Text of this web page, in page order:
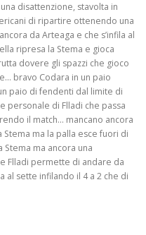
disattenzione, stavolta in
di ripartire ottenendo una
da Arteaga e che s’infila al
ripresa la Stema e gioca
dovere gli spazzi che gioco
bravo Codara in un paio
paio di fendenti dal limite di
personale di Flladi che passa
il match… mancano ancora
ma la palla esce fuori di
ma ancora una
Flladi permette di andare da
al sette infilando il 4 a 2 che di